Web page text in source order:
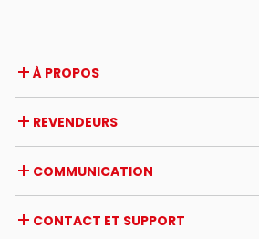
À PROPOS
Prix et reconnaissances
Opportunités de carrière
Certifications
REVENDEURS
Étranger
Initiatives des revendeurs
COMMUNICATION
Actualités
CONTACT ET SUPPORT